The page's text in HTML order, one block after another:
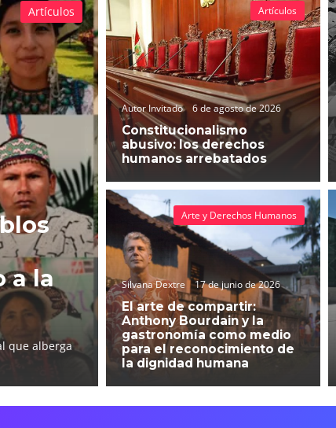
a la
que alberga
Artículos
Autor Invitado 6 de agosto de 2026
Constitucionalismo
abusivo: los derechos
humanos arrebatados
Artículos
Silvana Dextre 17 de junio de 2026
El arte de compartir:
Anthony Bourdain y la
gastronomía como medio
para el reconocimiento de
la dignidad humana
Arte y Derechos Humanos